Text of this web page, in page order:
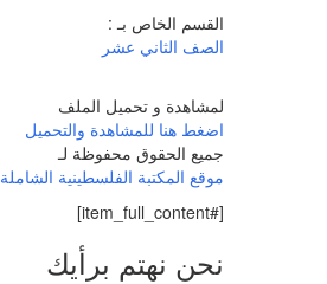
القسم الخاص بـ :
الصف الثاني عشر
لمشاهدة و تحميل الملف
اضغط هنا للمشاهدة والتحميل
جميع الحقوق محفوظة لـ
موقع المكتبة الفلسطينية الشاملة
[#item_full_content]
نحن نهتم برأيك